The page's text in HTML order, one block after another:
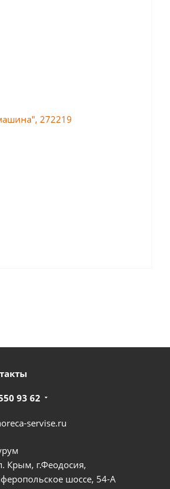
93 62
servise.ru
Крым, г.Феодосия,
шоссе, 54-А